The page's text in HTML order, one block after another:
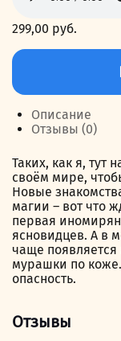
299,00 руб.
Количество
Прорицательница
Описание
Отзывы (0)
Таких, как я,
своём мире,
Новые
магии – вот что
первая
ясновидцев. А в
чаще появляется
мурашки по
опасность.
Отзывы